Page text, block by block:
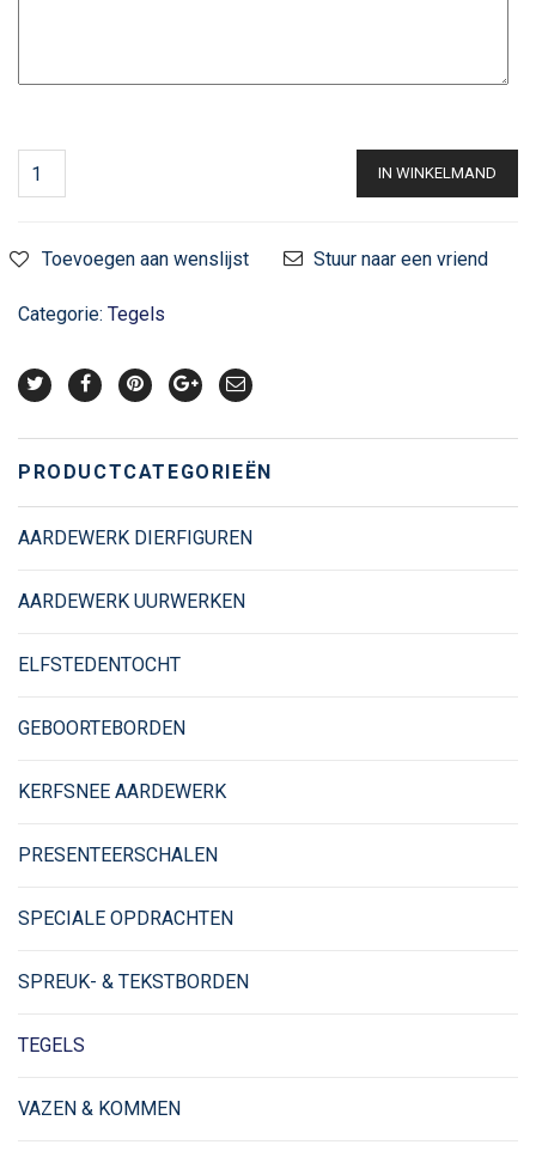
IN WINKELMAND
Toevoegen aan wenslijst Stuur naar een vriend
Categorie: Tegels
PRODUCTCATEGORIEËN
AARDEWERK DIERFIGUREN
AARDEWERK UURWERKEN
ELFSTEDENTOCHT
GEBOORTEBORDEN
KERFSNEE AARDEWERK
PRESENTEERSCHALEN
SPECIALE OPDRACHTEN
SPREUK- & TEKSTBORDEN
TEGELS
VAZEN & KOMMEN